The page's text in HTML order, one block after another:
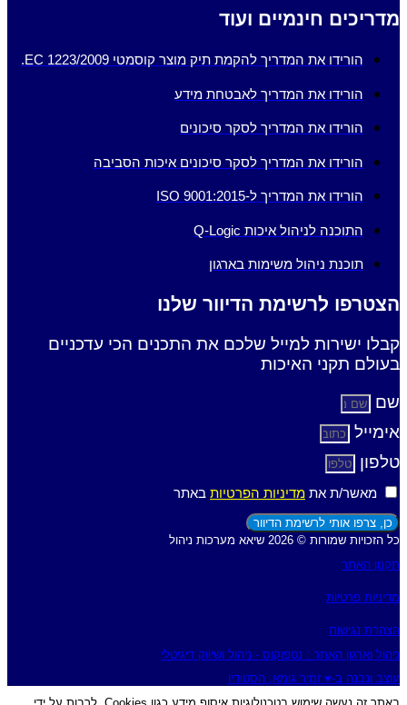
מדריכים חינמיים ועוד
הורידו את המדריך להקמת תיק מוצר קוסמטי EC 1223/2009.
הורידו את המדריך לאבטחת מידע
הורידו את המדריך לסקר סיכונים
הורידו את המדריך לסקר סיכונים איכות הסביבה
הורידו את המדריך ל-ISO 9001:2015
התוכנה לניהול איכות Q-Logic
תוכנת ניהול משימות בארגון
הצטרפו לרשימת הדיוור שלנו
קבלו ישירות למייל שלכם את התכנים הכי עדכניים
בעולם תקני האיכות
שם
אימייל
טלפון
מאשר/ת את מדיניות הפרטיות באתר
כן, צרפו אותי לרשימת הדיוור
כל הזכויות שמורות © 2026 שיאא מערכות ניהול
תקנון האתר
מדיניות פרטיות
הצהרת נגישות
ניהול וארגון האתר : נטפוקוס - ניהול ושיווק דיגיטלי
עוצב ונבנה ב-♥︎ זמיר גומא, הסטודיו